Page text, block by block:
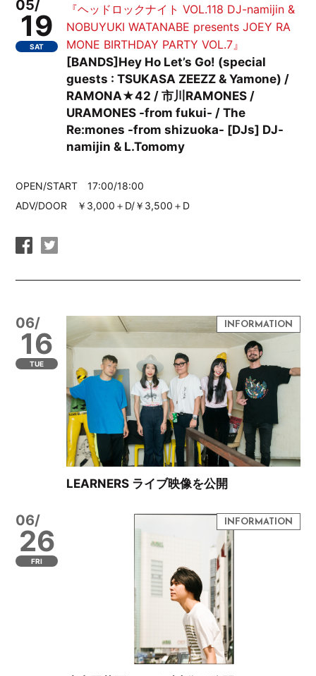
05/
19
SAT
『ヘッドロックナイト VOL.118 DJ-namijin &
NOBUYUKI WATANABE presents JOEY RA
MONE BIRTHDAY PARTY VOL.7』
[BANDS]Hey Ho Let’s Go! (special
guests : TSUKASA ZEEZZ & Yamone) /
RAMONA★42 / 市川RAMONES /
URAMONES -from fukui- / The
Re:mones -from shizuoka- [DJs] DJ-
namijin & L.Tomomy
OPEN/START 17:00/18:00
ADV/DOOR ￥3,000＋D/￥3,500＋D
06/
16
TUE
LEARNERS ライブ映像を公開
06/
26
FRI